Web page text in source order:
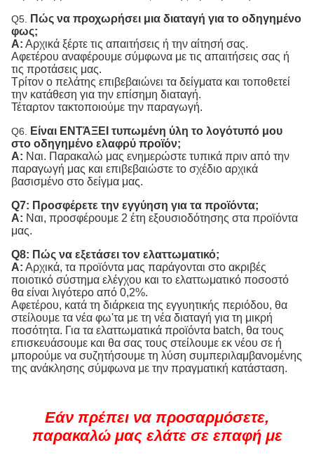
Q5.
Πώς να προχωρήσει μια διαταγή για το οδηγημένο
φως;
Α: Αρχικά ξέρτε τις απαιτήσεις ή την αίτησή σας.
Αφετέρου αναφέρουμε σύμφωνα με τις απαιτήσεις σας ή
τις προτάσεις μας.
Τρίτον ο πελάτης επιβεβαιώνει τα δείγματα και τοποθετεί
την κατάθεση για την επίσημη διαταγή.
Τέταρτον τακτοποιούμε την παραγωγή.
Q6.
Είναι ΕΝΤΆΞΕΙ τυπωμένη ύλη το λογότυπό μου
στο οδηγημένο ελαφρύ προϊόν;
Α: Ναι. Παρακαλώ μας ενημερώστε τυπικά πριν από την
παραγωγή μας και επιβεβαιώστε το σχέδιο αρχικά
βασισμένο στο δείγμα μας.
Q7: Προσφέρετε την εγγύηση για τα προϊόντα;
Α: Ναι, προσφέρουμε 2 έτη εξουσιοδότησης στα προϊόντα
μας.
Q8: Πώς να εξετάσει τον ελαττωματικό;
Α: Αρχικά, τα προϊόντα μας παράγονται στο ακριβές
ποιοτικό σύστημα ελέγχου και το ελαττωματικό ποσοστό
θα είναι λιγότερο από 0,2%.
Αφετέρου, κατά τη διάρκεια της εγγυητικής περιόδου, θα
στείλουμε τα νέα φω'τα με τη νέα διαταγή για τη μικρή
ποσότητα. Για τα ελαττωματικά προϊόντα batch, θα τους
επισκευάσουμε και θα σας τους στείλουμε εκ νέου σε ή
μπορούμε να συζητήσουμε τη λύση συμπεριλαμβανομένης
της ανάκλησης σύμφωνα με την πραγματική κατάσταση.
Εάν πρέπει να προσαρμόσετε,
παρακαλώ μας ελάτε σε επαφή με